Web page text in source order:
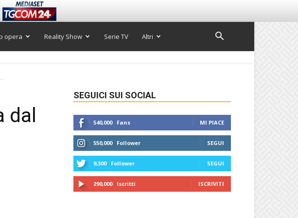
opera Reality Show Serie TV Altri
SEGUICI SUI SOCIAL
540,000 Fans MI PIACE
550,000 Follower SEGUI
9,300 Follower SEGUI
290,000 Iscritti ISCRIVITI